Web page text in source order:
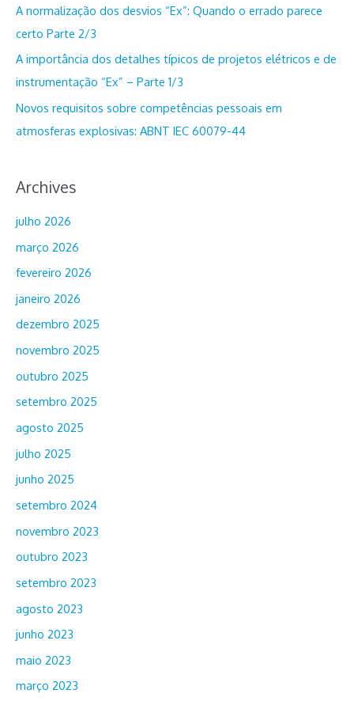
p
o
r
:
A normalização dos desvios “Ex”: Quando o errado parece
certo Parte 2/3
A importância dos detalhes típicos de projetos elétricos e de
instrumentação “Ex” – Parte 1/3
Novos requisitos sobre competências pessoais em
atmosferas explosivas: ABNT IEC 60079-44
Archives
julho 2026
março 2026
fevereiro 2026
janeiro 2026
dezembro 2025
novembro 2025
outubro 2025
setembro 2025
agosto 2025
julho 2025
junho 2025
setembro 2024
novembro 2023
outubro 2023
setembro 2023
agosto 2023
junho 2023
maio 2023
março 2023